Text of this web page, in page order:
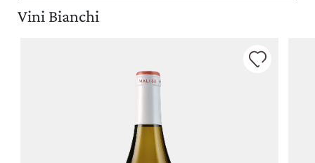
Vini Bianchi